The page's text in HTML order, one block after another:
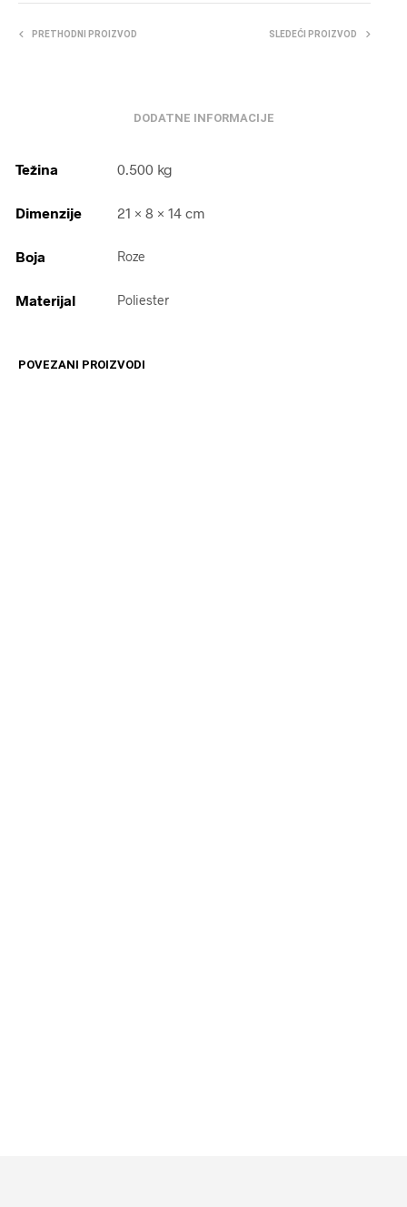
PRETHODNI PROIZVOD SLEDEĆI PROIZVOD
DODATNE INFORMACIJE
Težina 0.500 kg
Dimenzije 21 × 8 × 14 cm
Boja Roze
Materijal Poliester
POVEZANI PROIZVODI